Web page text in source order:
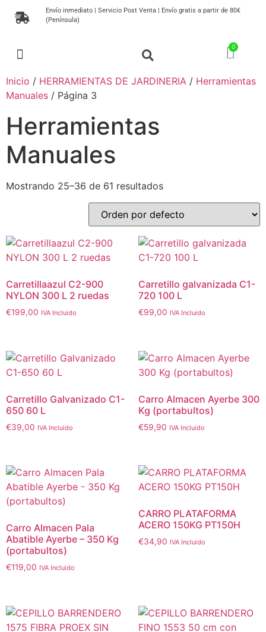
Envío inmediato | Servicio Post Venta | Envío gratis a partir de 80€
(Península)
Inicio / HERRAMIENTAS DE JARDINERIA / Herramientas
Manuales / Página 3
Herramientas
Manuales
Mostrando 25–36 de 61 resultados
Carretillaazul C2-900
NYLON 300 L 2 ruedas
€199,00 IVA Incluido
Carretillo galvanizada C1-
720 100 L
€99,00 IVA Incluido
Carretillo Galvanizado C1-
650 60 L
€39,00 IVA Incluido
Carro Almacen Ayerbe 300
Kg (portabultos)
€59,90 IVA Incluido
Carro Almacen Pala
Abatible Ayerbe – 350 Kg
(portabultos)
€119,00 IVA Incluido
CARRO PLATAFORMA
ACERO 150KG PT150H
€34,90 IVA Incluido